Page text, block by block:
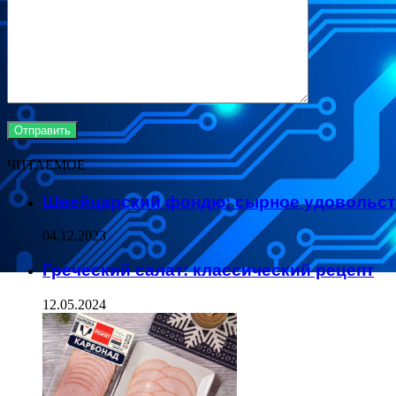
ЧИТАЕМОЕ
Швейцарский фондю: сырное
04.12.2023
Греческий салат: классический рецепт
12.05.2024